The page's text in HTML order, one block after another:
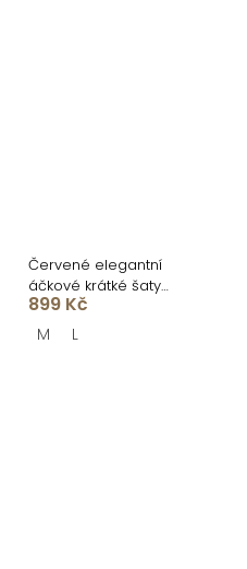
Červené elegantní
áčkové krátké šaty
NATIVE
899 Kč
M L